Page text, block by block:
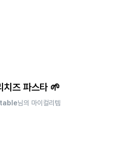
치즈 파스타 🌱
님의 마이컬리템